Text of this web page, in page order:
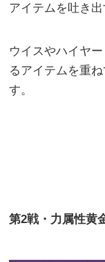
アイテムを吐き
ウイスやハイヤ
るアイテムを重
す。
第2戦・ 力属性黄